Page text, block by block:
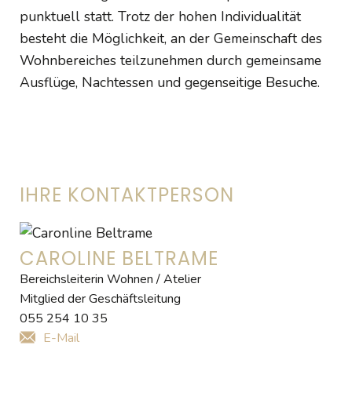
punktuell statt. Trotz der hohen Individualität
besteht die Möglichkeit, an der Gemeinschaft des
Wohnbereiches teilzunehmen durch gemeinsame
Ausflüge, Nachtessen und gegenseitige Besuche.
IHRE KONTAKTPERSON
CAROLINE BELTRAME
Bereichsleiterin Wohnen / Atelier
Mitglied der Geschäftsleitung
055 254 10 35
E-Mail